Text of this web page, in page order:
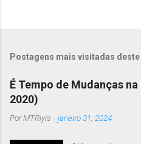
Postagens mais visitadas
É Tempo de Mudanças na
2020)
PorMTRiyis -janeiro 31, 2024